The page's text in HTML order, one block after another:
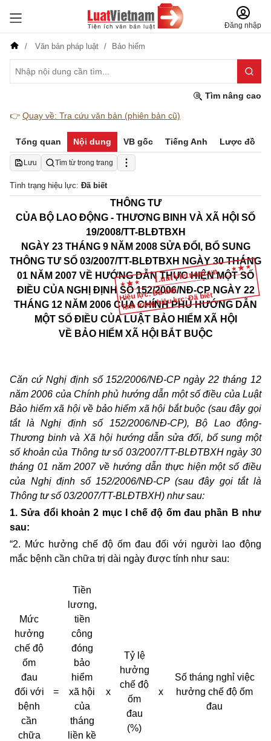
Đăng nhập
Văn bản pháp luật Bảo hiểm
Tìm nâng cao
👉 Quay về: Tra cứu văn bản (phiên bản cũ)
Tổng quan Nội dung VB gốc Tiếng Anh Lược đồ
Lưu Tìm từ trong trang
Tình trạng hiệu lực: Đã biết
Hiệu lực: Đã biết
Tình trạng hiệu lực: Đã biết
THÔNG TƯ
CỦA BỘ LAO ĐỘNG - THƯƠNG BINH VÀ XÃ HỘI SỐ
19/2008/TT-BLĐTBXH
NGÀY 23 THÁNG 9 NĂM 2008 SỬA ĐỔI, BỔ SUNG
THÔNG TƯ SỐ 03/2007/TT-BLĐTBXH NGÀY 30 THÁNG
01 NĂM 2007 VỀ HƯỚNG DẪN THỰC HIỆN MỘT SỐ
ĐIỀU CỦA NGHỊ ĐỊNH SỐ 152/2006/NĐ-CP NGÀY 22
THÁNG 12 NĂM 2006 CỦA CHÍNH PHỦ HƯỚNG DẪN
MỘT SỐ ĐIỀU CỦA LUẬT BẢO HIỂM XÃ HỘI
VỀ BẢO HIỂM XÃ HỘI BẮT BUỘC
Căn cứ Nghị định số 152/2006/NĐ-CP ngày 22 tháng 12
năm 2006 của Chính phủ hướng dẫn một số điều của Luật
Bảo hiểm xã hội về bảo hiểm xã hội bắt buộc (sau đây gọi
tắt là Nghị định số 152/2006/NĐ-CP), Bộ Lao động-
Thương binh và Xã hội hướng dẫn sửa đổi, bổ sung một
số khoản của Thông tư số 03/2007/TT-BLĐTBXH ngày 30
tháng 01 năm 2007 về hướng dẫn thực hiện một số điều
của Nghị định số 152/2006/NĐ-CP (sau đây gọi tắt là
Thông tư số 03/2007/TT-BLĐTBXH) như sau:
1. Sửa đổi khoản 2 mục I chế độ ốm đau phần B như
sau:
“2. Mức hưởng chế độ ốm đau đối với người lao động
mắc bệnh cần chữa trị dài ngày được tính như sau:
Mức
hưởng
chế độ
ốm
đau
đối với
bệnh
cần
chữa
=
Tiền
lương,
tiền
công
đóng
bảo
hiểm
xã hội
của
tháng
liền kề
x
Tỷ lệ
hưởng
chế độ
ốm
đau
(%)
x
Số tháng nghỉ việc
hưởng chế độ ốm
đau